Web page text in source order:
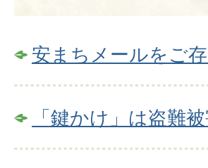
安まちメールをご
「鍵かけ」は盗難